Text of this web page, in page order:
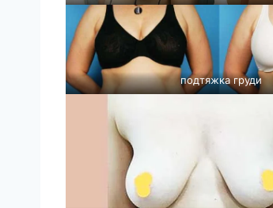
подтяжка груди